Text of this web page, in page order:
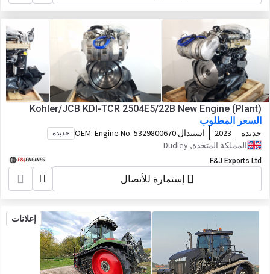
Kohler/JCB KDI-TCR 2504E5/22B New Engine (Plant)
السعر المطلوب
جديدة 2023 استبدال OEM: Engine No. 5329800670 جديدة
المملكة المتحدة, Dudley
F&J Exports Ltd
إستمارة للأتصال
إعلانات